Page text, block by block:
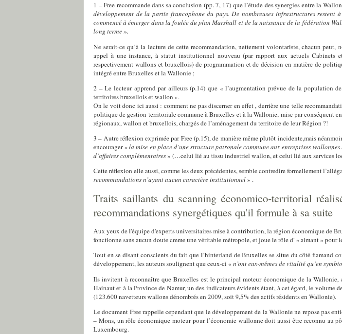
1 – Free recommande dans sa conclusion (pp. 7, 17) que l’étude des synergies entre la
développement de la partie francophone du pays. De nombreuses infrastructures
commencé à émerger dans la foulée du plan Marshall et de la naissance de la fédération
long terme ».
Ne serait-ce qu’à la lecture de cette recommandation, nettement volontariste, chacun peut,
appel à une instance, à statut institutionnel nouveau (par rapport aux actuels
respectivement wallons et bruxellois) de programmation et de décision en matière de
intégré entre Bruxelles et la Wallonie ;
2 – Le lecteur apprend par ailleurs (p.14) que « l’augmentation prévue de la population
territoires bruxellois et wallon ».
On le voit donc ici aussi : comment ne pas discerner en effet, derrière une telle
politique de gestion territoriale communeà Bruxelles et à la Wallonie, mise par conséquent
régionaux, wallon et bruxellois, chargés de l’aménagement du territoire de leur Région ?!
3 – Autre réflexion exprimée parFree(p.15), de manière même plutôt incidente,mais
encourager« la mise en place d’une structure patronale commune aux entreprises
d’affaires complémentaires» (…celui lié au tissu industriel wallon,et celui lié aux services
Cette réflexion elle aussi, comme les deux précédentes, semble contredire formellement
recommandations n’ayant aucun caractère institutionnel» .
Traits saillants du scanning économico-territorial
recommandations synergétiques qu'il formule à sa suite
Aux yeux de l'équipe d'experts universitaires mise à contribution, la région économique de
fonctionne sans aucun doute cmme une véritable métropole, et joue le rôle d' «aimant » pour
Tout en se disant conscients du fait que l’hinterland de Bruxelles se situe du côté flamand
développement, les auteurs soulignent que ceux-ci « n’ont eux-mêmes de vitalité qu’en
Ils invitent à reconnaître que Bruxelles est le principal moteur économique de la Wallonie,
Hainaut et à la Province de Namur,un des indicateurs évidents étant, à cet égard, le volume
(123.600 navetteurs wallons dénombrés en 2009, soit 9,5% des actifs résidents en Wallonie).
Le document Free rappelle cependant que le développement de la Wallonie ne repose pas
– Mons, un rôle économique moteur pour l’économie wallonne doit aussi être reconnu au
Luxembourg.